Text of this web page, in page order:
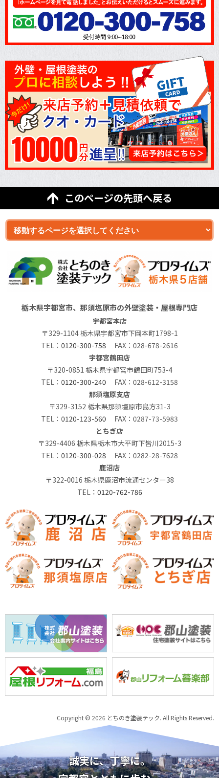
このページの先頭へ戻る
栃木県宇都宮市、那須塩原市の外壁塗装・屋根専門店
宇都宮本店
〒329-1104 栃木県宇都宮市下岡本町1798-1
TEL： 0120-300-758 FAX：028-678-2616
宇都宮鶴田店
〒320-0851 栃木県宇都宮市鶴田町753-4
TEL： 0120-300-240 FAX：028-612-3158
那須塩原支店
〒329-3152 栃木県那須塩原市島方31-3
TEL： 0120-123-560 FAX：0287-73-5983
とちぎ店
〒329-4406 栃木県栃木市大平町下皆川2015-3
TEL： 0120-300-028 FAX：0282-28-7628
鹿沼店
〒322-0016 栃木県鹿沼市流通センター38
TEL： 0120-762-786
Copyright © 2026 とちのき塗装テック. All Rights Reserved.
誠実に、丁寧に。